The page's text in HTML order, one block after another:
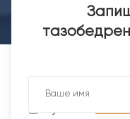
Я даю согласие на